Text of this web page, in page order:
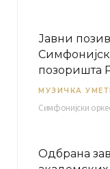
Јавни
позоришта
МУЗИЧКА
Одбрана